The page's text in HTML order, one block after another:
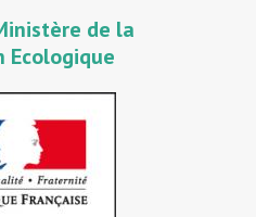
de la
Ecologique